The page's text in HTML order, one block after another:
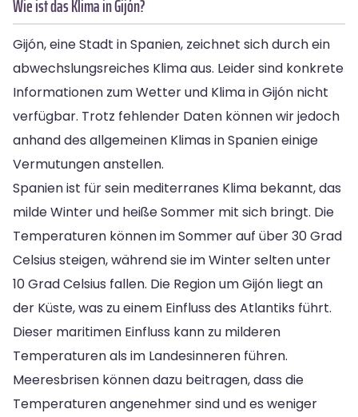
Wie ist das Klima in Gijón?
Gijón, eine Stadt in Spanien, zeichnet sich durch ein
abwechslungsreiches Klima aus. Leider sind konkrete
Informationen zum Wetter und Klima in Gijón nicht
verfügbar. Trotz fehlender Daten können wir jedoch
anhand des allgemeinen Klimas in Spanien einige
Vermutungen anstellen.
Spanien ist für sein mediterranes Klima bekannt, das
milde Winter und heiße Sommer mit sich bringt. Die
Temperaturen können im Sommer auf über 30 Grad
Celsius steigen, während sie im Winter selten unter
10 Grad Celsius fallen. Die Region um Gijón liegt an
der Küste, was zu einem Einfluss des Atlantiks führt.
Dieser maritimen Einfluss kann zu milderen
Temperaturen als im Landesinneren führen.
Meeresbrisen können dazu beitragen, dass die
Temperaturen angenehmer sind und es weniger